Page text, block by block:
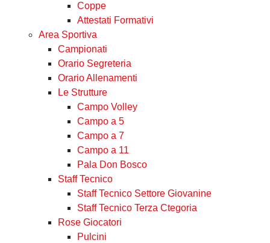
Coppe
Attestati Formativi
Area Sportiva
Campionati
Orario Segreteria
Orario Allenamenti
Le Strutture
Campo Volley
Campo a 5
Campo a 7
Campo a 11
Pala Don Bosco
Staff Tecnico
Staff Tecnico Settore Giovanine
Staff Tecnico Terza Ctegoria
Rose Giocatori
Pulcini